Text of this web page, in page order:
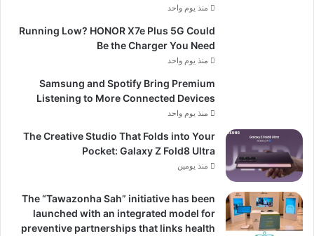
منذ يوم واحد
Running Low? HONOR X7e Plus 5G Could
Be the Charger You Need
منذ يوم واحد
Samsung and Spotify Bring Premium
Listening to More Connected Devices
منذ يوم واحد
The Creative Studio That Folds into Your
Pocket: Galaxy Z Fold8 Ultra
منذ يومين
The “Tawazonha Sah” initiative has been
launched with an integrated model for
preventive partnerships that links health